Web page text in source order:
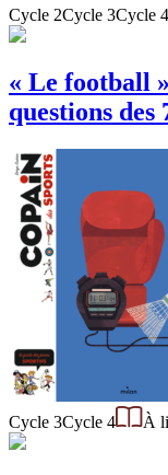
Cycle 2Cycle 3Cycle 4
« Le football
questions des
Cycle 3Cycle 4 À